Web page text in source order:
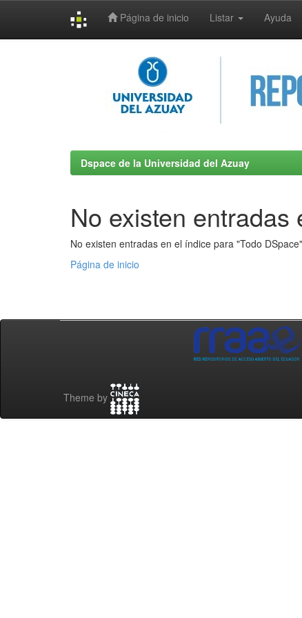
Página de inicio Listar Ayuda
Dspace de la Universidad del Azuay
No existen entradas
No existen entradas en el índice para "Todo
Página de inicio
Theme by